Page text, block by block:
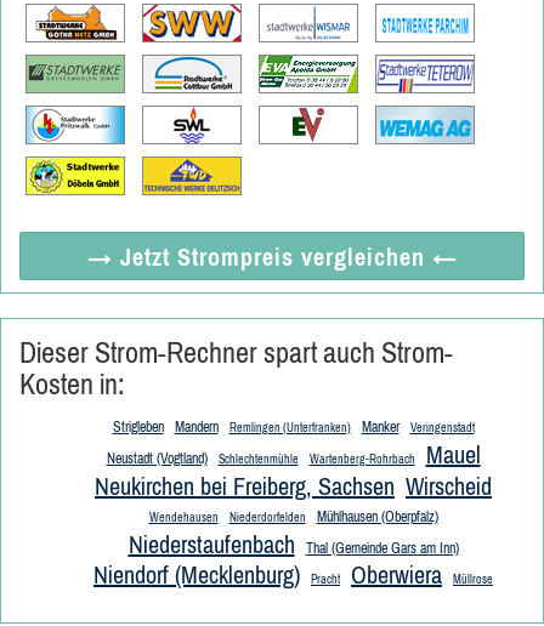
→ Jetzt Strompreis vergleichen ←
Dieser Strom-Rechner spart auch Strom-
Kosten in:
Strigleben Mandern Remlingen (Unterfranken) Manker Veringenstadt
Neustadt (Vogtland) Schlechtenmühle Wartenberg-Rohrbach
Mauel
Neukirchen bei Freiberg, Sachsen Wirscheid
Wendehausen Niederdorfelden Mühlhausen (Oberpfalz)
Niederstaufenbach Thal (Gemeinde Gars am Inn)
Niendorf (Mecklenburg) Pracht Oberwiera Müllrose